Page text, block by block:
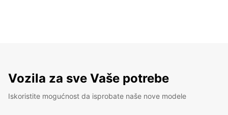
Vozila za sve Vaše potrebe
Iskoristite mogućnost da isprobate naše nove modele